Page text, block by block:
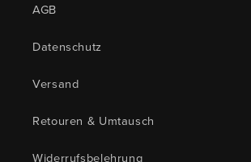
AGB
Datenschutz
Versand
Retouren & Umtausch
Widerrufsbelehrung